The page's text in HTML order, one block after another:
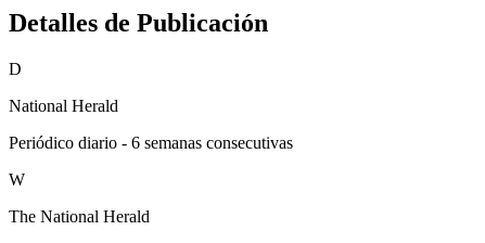
Detalles de Publicación
D
National Herald
Periódico diario - 6 semanas consecutivas
W
The National Herald